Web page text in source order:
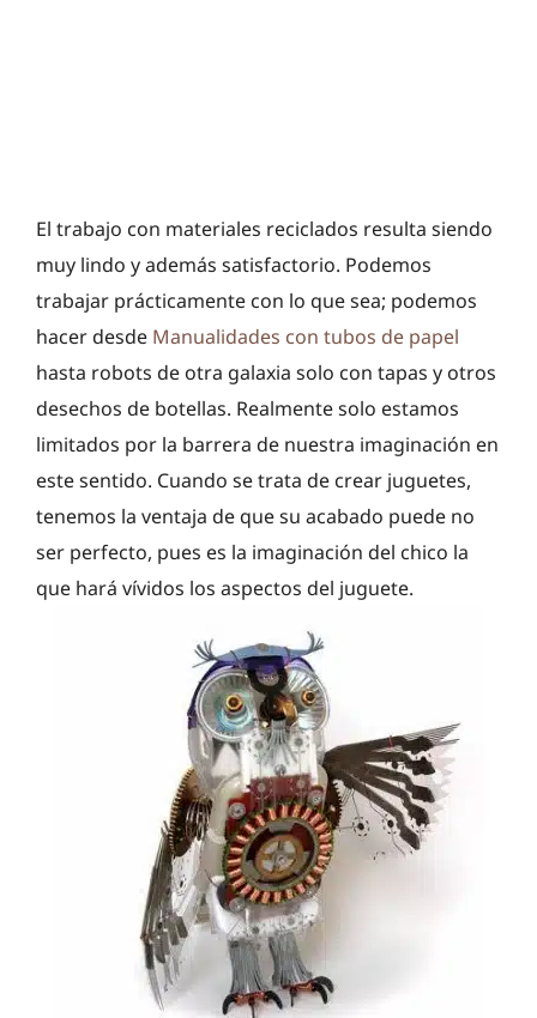
El trabajo con materiales reciclados resulta siendo
muy lindo y además satisfactorio. Podemos
trabajar prácticamente con lo que sea; podemos
hacer desde Manualidades con tubos de papel
hasta robots de otra galaxia solo con tapas y otros
desechos de botellas. Realmente solo estamos
limitados por la barrera de nuestra imaginación en
este sentido. Cuando se trata de crear juguetes,
tenemos la ventaja de que su acabado puede no
ser perfecto, pues es la imaginación del chico la
que hará vívidos los aspectos del juguete.